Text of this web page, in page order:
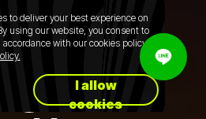
to deliver your best experience on
using our website, you consent to
accordance with our cookies policy
I allow
cookies
reserved. |